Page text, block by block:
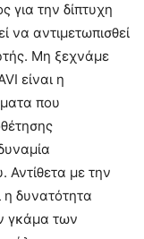
για την δίπτυχη
να αντιμετωπισθεί
Μη ξεχνάμε
είναι η
που
Αντίθετα με την
η δυνατότητα
γκάμα των